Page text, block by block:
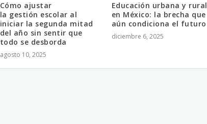
Cómo ajustar
la gestión escolar al
iniciar la segunda mitad
del año sin sentir que
todo se desborda
agosto 10, 2025
Educación urbana y rural
en México: la brecha que
aún condiciona el futuro
diciembre 6, 2025